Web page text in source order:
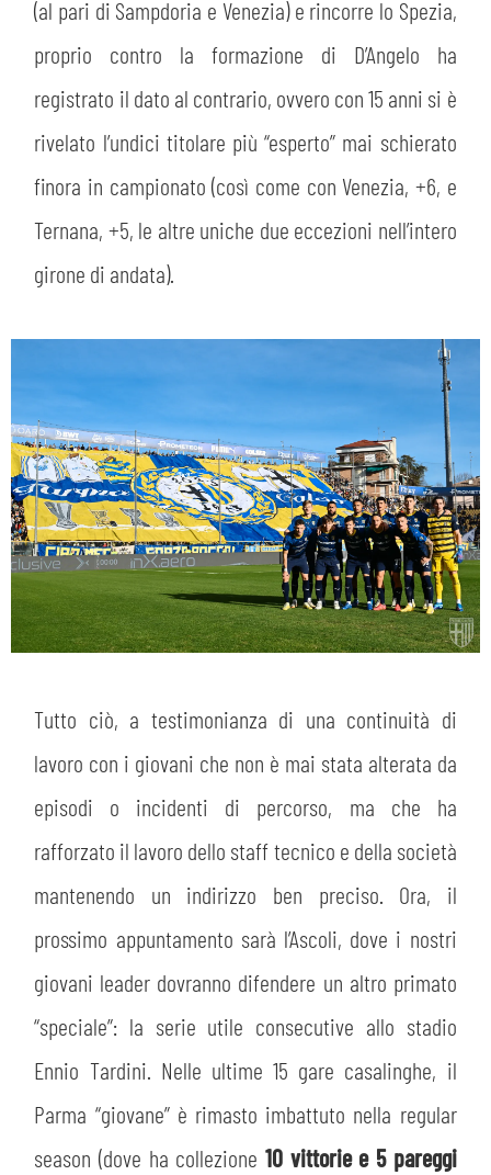
CERCA
(al pari di Sampdoria e Venezia) e rincorre lo Spezia,
proprio contro la formazione di D’Angelo ha
registrato il dato al contrario, ovvero con 15 anni si è
rivelato l’undici titolare più “esperto” mai schierato
finora in campionato (così come con Venezia, +6, e
Ternana, +5, le altre uniche due eccezioni nell’intero
girone di andata).
Tutto ciò, a testimonianza di una continuità di
lavoro con i giovani che non è mai stata alterata da
episodi o incidenti di percorso, ma che ha
rafforzato il lavoro dello staff tecnico e della società
mantenendo un indirizzo ben preciso. Ora, il
prossimo appuntamento sarà l’Ascoli, dove i nostri
giovani leader dovranno difendere un altro primato
“speciale”: la serie utile consecutive allo stadio
Ennio Tardini. Nelle ultime 15 gare casalinghe, il
Parma “giovane” è rimasto imbattuto nella regular
season (dove ha collezione 10 vittorie e 5 pareggi
sempre abilitati
abilitato